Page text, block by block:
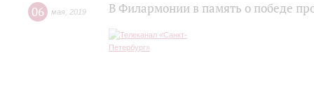
06 мая 2019 В Филармонии в память о победе